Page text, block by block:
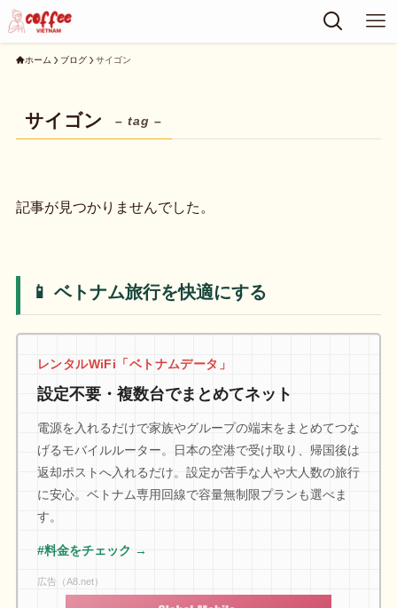
ホーム ブログ サイゴン
サイゴン – tag –
記事が見つかりませんでした。
📱 ベトナム旅行を快適にする
レンタルWiFi「ベトナムデータ」
設定不要・複数台でまとめてネット
電源を入れるだけで家族やグループの端末をまとめてつな
げるモバイルルーター。日本の空港で受け取り、帰国後は
返却ポストへ入れるだけ。設定が苦手な人や大人数の旅行
に安心。ベトナム専用回線で容量無制限プランも選べま
す。
#料金をチェック →
広告（A8.net）